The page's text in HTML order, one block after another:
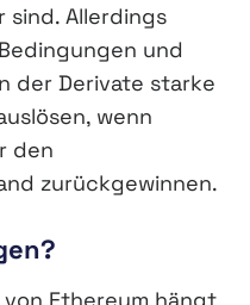
sind. Allerdings
und
der Derivate starke
wenn
den
zurückgewinnen.